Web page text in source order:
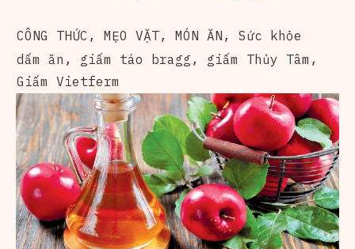
CÔNG THỨC , MẸO VẶT, MÓN ĂN , Sức khỏe
dấm ăn , giấm táo bragg , giấm Thủy Tâm ,
Giấm Vietferm